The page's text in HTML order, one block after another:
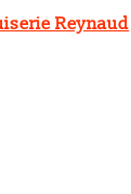
Reynaud